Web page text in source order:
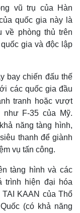
- Quốc phòng
vũ trụ của Hàn
quốc gia này là
về phòng thủ trên
gia và độc lập
bay chiến đấu thế
các quốc gia đầu
tranh hoặc vượt
F-35 của Mỹ.
năng tàng hình,
thanh để giành
vụ tấn công.
tàng hình và các
trình hiện đại hóa
KAAN của Thổ
(có khả năng